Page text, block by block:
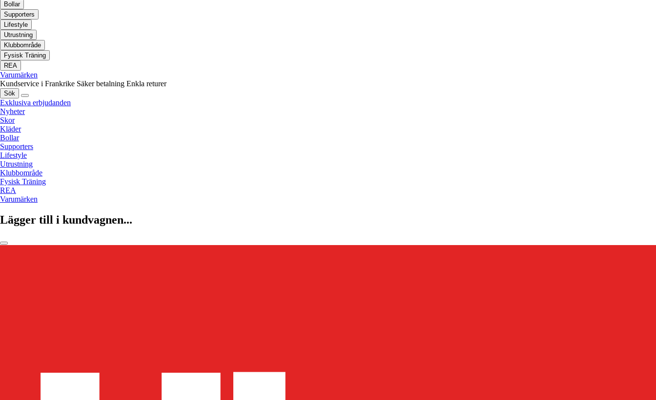
Bollar
Supporters
Lifestyle
Utrustning
Klubbområde
Fysisk Träning
REA
Varumärken
Kundservice i Frankrike Säker betalning Enkla returer
Sök
Exklusiva erbjudanden
Nyheter
Skor
Kläder
Bollar
Supporters
Lifestyle
Utrustning
Klubbområde
Fysisk Träning
REA
Varumärken
Lägger till i kundvagnen...